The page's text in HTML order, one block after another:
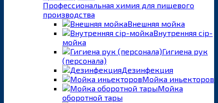
Профессиональная химия для пищевого
производства
Внешняя мойка
Внутренняя cip-
мойка
Гигиена рук
(персонала)
Дезинфекция
Мойка иньекторов
Мойка
оборотной тары